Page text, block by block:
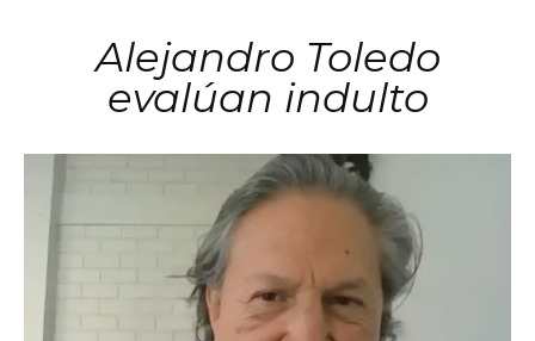
Alejandro Toledo
evalúan indulto